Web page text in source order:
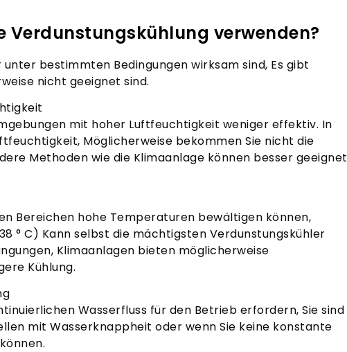
Verdunstungskühlung verwenden?
bestimmten Bedingungen wirksam sind, Es gibt
nicht geeignet sind.
mit hoher Luftfeuchtigkeit weniger effektiv. In
Möglicherweise bekommen Sie nicht die
Methoden wie die Klimaanlage können besser geeignet
Bereichen hohe Temperaturen bewältigen können,
° C) Kann selbst die mächtigsten Verdunstungskühler
Klimaanlagen bieten möglicherweise
Kühlung.
Wasserfluss für den Betrieb erfordern, Sie sind
mit Wasserknappheit oder wenn Sie keine konstante